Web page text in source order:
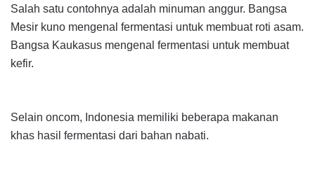
Salah satu contohnya adalah minuman anggur. Bangsa
Mesir kuno mengenal fermentasi untuk membuat roti asam.
Bangsa Kaukasus mengenal fermentasi untuk membuat
kefir.
Selain oncom, Indonesia memiliki beberapa makanan
khas hasil fermentasi dari bahan nabati.